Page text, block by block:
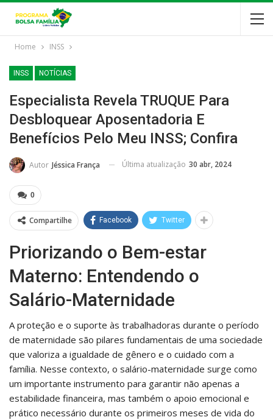
Home INSS
INSS NOTÍCIAS
Especialista Revela TRUQUE Para
Desbloquear Aposentadoria E
Benefícios Pelo Meu INSS; Confira
Autor Jéssica França Última atualização 30 abr, 2024
0
Compartilhe Facebook Twitter
Priorizando o Bem-estar
Materno: Entendendo o
Salário-Maternidade
A proteção e o suporte às trabalhadoras durante o período
de maternidade são pilares fundamentais de uma sociedade
que valoriza a igualdade de gênero e o cuidado com a
família. Nesse contexto, o salário-maternidade surge como
um importante instrumento para garantir não apenas a
estabilidade financeira, mas também o apoio emocional e
prático necessário durante os primeiros meses de vida do